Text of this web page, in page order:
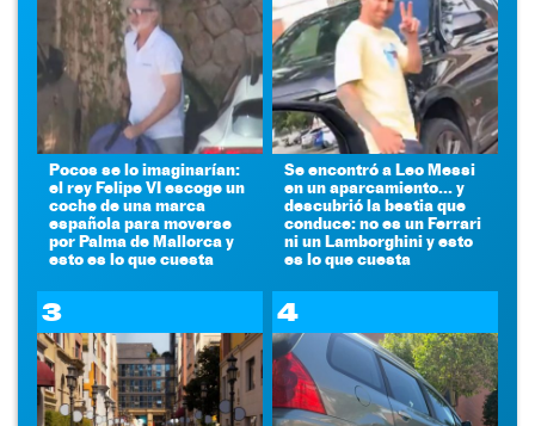
Pocos se lo imaginarían:
el rey Felipe VI escoge un
coche de una marca
española para moverse
por Palma de Mallorca y
esto es lo que cuesta
Se encontró a Leo Messi
en un aparcamiento... y
descubrió la bestia que
conduce: no es un Ferrari
ni un Lamborghini y esto
es lo que cuesta
3 4